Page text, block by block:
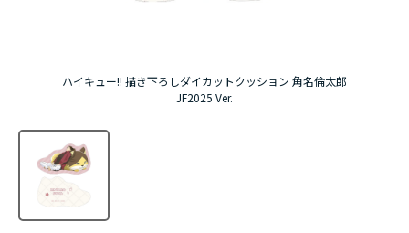
『ふつつかな悪女ではございますが ～雛宮蝶鼠と
ハイキュー!! 描き下ろしダイカットクッション 角名倫太郎
JF2025 Ver.